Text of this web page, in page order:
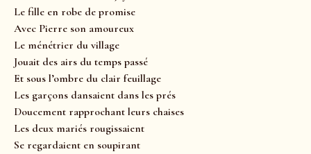
Le fille en robe de promise
Avec Pierre son amoureux
Le ménétrier du village
Jouait des airs du temps passé
Et sous l’ombre du clair feuillage
Les garçons dansaient dans les prés
Doucement rapprochant leurs chaises
Les deux mariés rougissaient
Se regardaient en soupirant